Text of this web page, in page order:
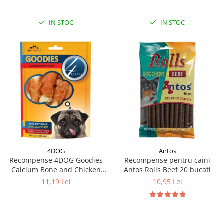
IN STOC IN STOC
4DOG
Recompense 4DOG Goodies
Calcium Bone and Chicken
100g
11,19 Lei
Antos
Recompense pentru caini
Antos Rolls Beef 20 bucati
10,95 Lei